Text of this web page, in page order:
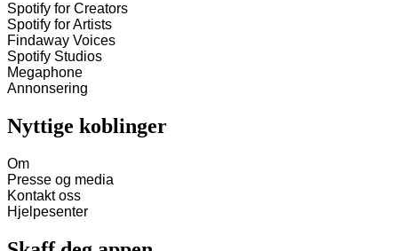
Spotify for Creators
Spotify for Artists
Findaway Voices
Spotify Studios
Megaphone
Annonsering
Nyttige koblinger
Om
Presse og media
Kontakt oss
Hjelpesenter